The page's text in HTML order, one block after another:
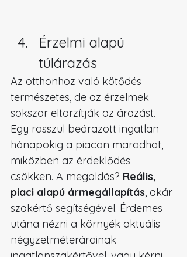
Érzelmi alapú
túlárazás
Az otthonhoz való kötődés
természetes, de az érzelmek
sokszor eltorzítják az árazást.
Egy rosszul beárazott ingatlan
hónapokig a piacon maradhat,
miközben az érdeklődés
csökken. A megoldás? Reális,
piaci alapú ármegállapítás, akár
szakértő segítségével. Érdemes
utána nézni a környék aktuális
négyzetméterárainak